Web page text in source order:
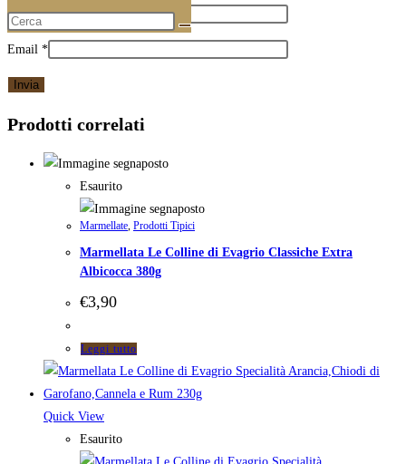
Nome*
Email *
Prodotti correlati
Esaurito
Marmellate Prodotti Tipici
Marmellata Le Colline di Evagrio Classiche Extra
Albicocca 380g
€3,90
Leggi tutto
Quick View
Esaurito